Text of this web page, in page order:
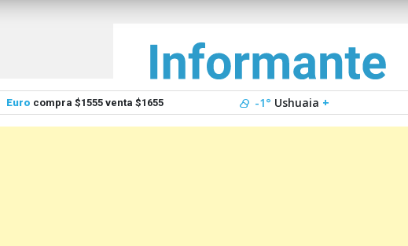
Euro compra $1555 venta $1655 -1° Ushuaia +